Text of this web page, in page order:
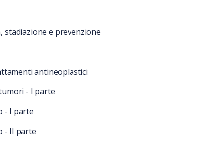
stadiazione e prevenzione
antineoplastici
- I parte
- I parte
- II parte